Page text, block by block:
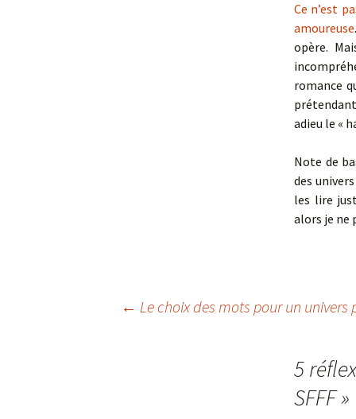
Ce n’est
amoureuse
opère.
romance
adieu le «
Note de
des
les lire
alors je ne
← Le choix des mots pour un univers
5
SFFF»